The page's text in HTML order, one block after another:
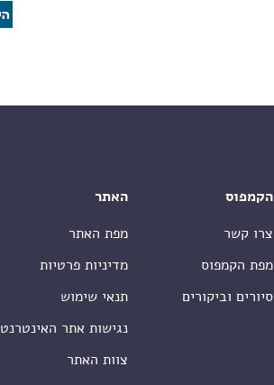
הקמפוס
צרו קשר
מפת הקמפוס
סיורים וביקורים
האתר
מפת האתר
מדיניות פרטיות
תנאי שימוש
נגישות אתר האינטרנט
צוות האתר